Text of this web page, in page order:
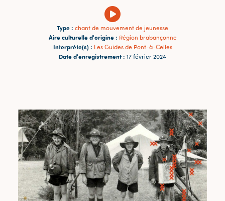
Type : chant de mouvement de jeunesse
Aire culturelle d'origine : Région brabançonne
Interprète(s) : Les Guides de Pont-à-Celles
Date d'enregistrement : 17 février 2024